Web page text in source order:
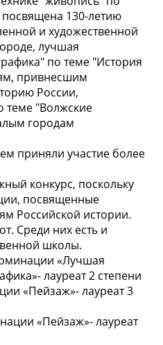
посвящена 130-летию
и художественной
лучшая
по теме "История
привнесшим
России,
теме "Волжские
городам
приняли участие более
конкурс, поскольку
посвященные
Российской истории.
Среди них есть и
школы.
«Лучшая
лауреат 2 степени
«Пейзаж»- лауреат 3
«Пейзаж»- лауреат